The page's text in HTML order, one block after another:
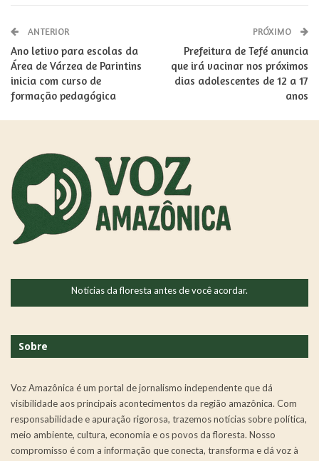
ANTERIOR
Ano letivo para escolas da
Área de Várzea de Parintins
inicia com curso de
formação pedagógica
PRÓXIMO
Prefeitura de Tefé anuncia
que irá vacinar nos próximos
dias adolescentes de 12 a 17
anos
Notícias da floresta antes de você acordar.
Sobre
Voz Amazônica é um portal de jornalismo independente que dá
visibilidade aos principais acontecimentos da região amazônica. Com
responsabilidade e apuração rigorosa, trazemos notícias sobre política,
meio ambiente, cultura, economia e os povos da floresta. Nosso
compromisso é com a informação que conecta, transforma e dá voz à